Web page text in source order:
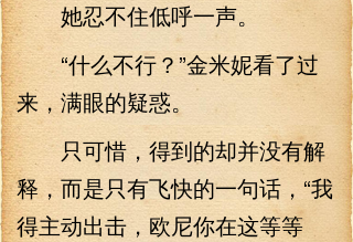
她忍不住低呼一声。
“什么不行？”金米妮看了过
来，满眼的疑惑。
只可惜，得到的却并没有解
释，而是只有飞快的一句话，“我
得主动出击，欧尼你在这等等